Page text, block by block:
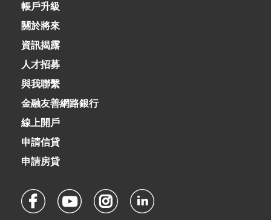
帳戶升級
關於將來
資訊揭露
人才招募
與我聯繫
金融友善網路銀行
線上開戶
申請信貸
申請房貸